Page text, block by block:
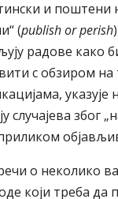
и поштени
(publish or perish
радове како
с обзиром
указује
случајева због
о неколико
који треба да